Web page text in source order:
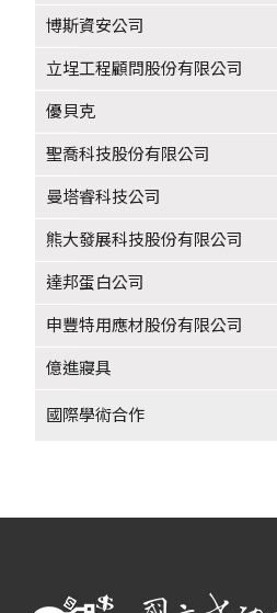
博斯資安公司
立埕工程顧問股份有限公司
優貝克
聖喬科技股份有限公司
曼塔睿科技公司
熊大發展科技股份有限公司
達邦蛋白公司
申豐特用應材股份有限公司
億進寢具
國際學術合作